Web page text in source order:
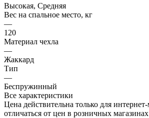
Высокая, Средняя
Вес на спальное место, кг
—
120
Материал чехла
—
Жаккард
Тип
—
Беспружинный
Все характеристики
Цена действительна только для
отличаться от цен в розничных магазинах